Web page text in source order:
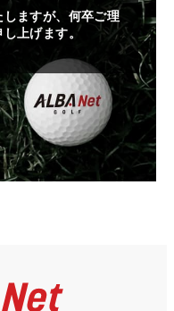
ますが、何卒ご理
上げます。